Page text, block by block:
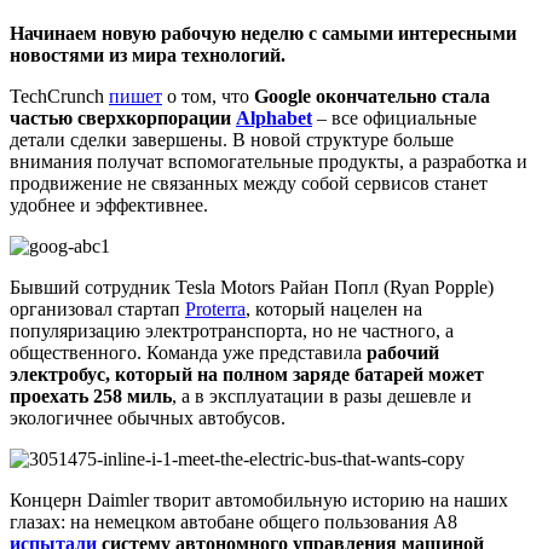
Начинаем новую рабочую неделю с самыми интересными
новостями из мира технологий.
TechСrunch пишет о том, что Google окончательно стала
частью сверхкорпорации Alphabet– все официальные
детали сделки завершены. В новой структуре больше
внимания получат вспомогательные продукты, а разработка и
продвижение не связанных между собой сервисов станет
удобнее и эффективнее.
Бывший сотрудник Tesla Motors Райан Попл (Ryan Popple)
организовал стартап Proterra, который нацелен на
популяризацию электротранспорта, но не частного, а
общественного. Команда уже представила рабочий
электробус, который на полном заряде батарей может
проехать 258 миль, а в эксплуатации в разы дешевле и
экологичнее обычных автобусов.
Концерн Daimler творит автомобильную историю на наших
глазах: на немецком автобане общего пользования А8
испытали систему автономного управления машиной